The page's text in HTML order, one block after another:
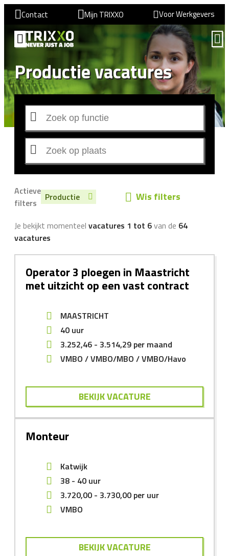
Contact Mijn TRIXXO Voor Werkgevers
Productie vacatures
Actieve
filters
Productie Wis filters
Je bekijkt momenteel vacatures 1 tot 6van de 64
vacatures
Operator 3 ploegen in Maastricht
met uitzicht op een vast contract
MAASTRICHT
40 uur
3.252,46 - 3.514,29 per maand
VMBO
VMBO/MBO VMBO/Havo
BEKIJK VACATURE
Monteur
Katwijk
38 - 40 uur
3.720,00 - 3.730,00 per uur
VMBO
BEKIJK VACATURE